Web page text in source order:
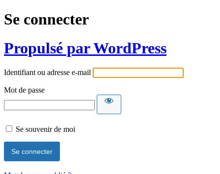
Se connecter
Propulsé par WordPress
Identifiant ou adresse e-mail
Mot de passe
Se souvenir de moi